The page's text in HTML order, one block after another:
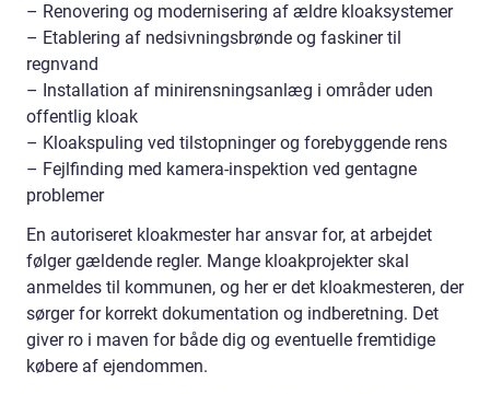
– Renovering og modernisering af ældre kloaksystemer
– Etablering af nedsivningsbrønde og faskiner til
regnvand
– Installation af minirensningsanlæg i områder uden
offentlig kloak
– Kloakspuling ved tilstopninger og forebyggende rens
– Fejlfinding med kamera-inspektion ved gentagne
problemer
En autoriseret kloakmester har ansvar for, at arbejdet
følger gældende regler. Mange kloakprojekter skal
anmeldes til kommunen, og her er det kloakmesteren, der
sørger for korrekt dokumentation og indberetning. Det
giver ro i maven for både dig og eventuelle fremtidige
købere af ejendommen.